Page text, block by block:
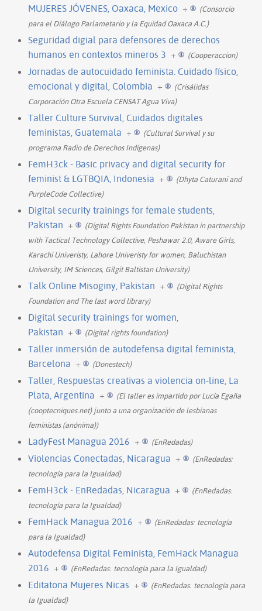
MUJERES JÓVENES, Oaxaca, Mexico +
(Consorcio
para el Diálogo Parlametario y la Equidad Oaxaca A.C.)
Seguridad digial para defensores de derechos
humanos en contextos mineros 3 + (Cooperaccion)
Jornadas de autocuidado feminista. Cuidado físico,
emocional y digital, Colombia +
(Crisálidas
Corporación Otra Escuela CENSAT Agua Viva)
Taller Culture Survival, Cuidados digitales
feministas, Guatemala +
(Cultural Survival y su
programa Radio de Derechos Indígenas)
FemH3ck - Basic privacy and digital security for
feminist & LGTBQIA, Indonesia +
(Dhyta Caturani and
PurpleCode Collective)
Digital security trainings for female students,
Pakistan +
(Digital Rights Foundation Pakistan in partnership
with Tactical Technology Collective, Peshawar 2.0, Aware Girls,
Karachi Univeristy, Lahore Univeristy for women, Baluchistan
University, IM Sciences, Gilgit Baltistan University)
Talk Online Misoginy, Pakistan +
(Digital Rights
Foundation and The last word library)
Digital security trainings for women,
Pakistan + (Digital rights foundation)
Taller inmersión de autodefensa digital feminista,
Barcelona + (Donestech)
Taller, Respuestas creativas a violencia on-line, La
Plata, Argentina +
(El taller es impartido por Lucía Egaña
(cooptecniques.net) junto a una organización de lesbianas
feministas (anónima))
LadyFest Managua 2016 + (EnRedadas)
Violencias Conectadas, Nicaragua +
(EnRedadas:
tecnología para la Igualdad)
FemH3ck - EnRedadas, Nicaragua +
(EnRedadasː
tecnología para la Igualdad)
FemHack Managua 2016 +
(EnRedadasː tecnología
para la Igualdad)
Autodefensa Digital Feminista, FemHack Managua
2016 + (EnRedadasː tecnología para la Igualdad)
Editatona Mujeres Nicas +
(EnRedadasː tecnología para
la Igualdad)